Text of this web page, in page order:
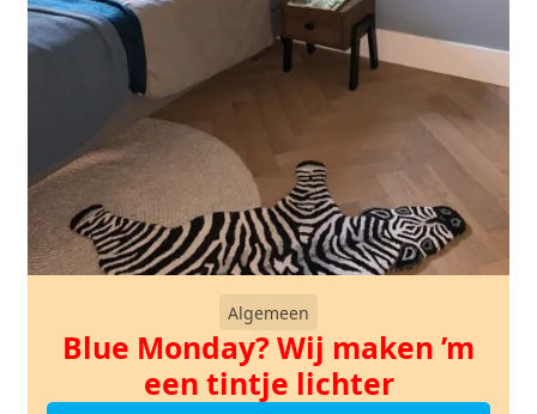
Algemeen
Blue Monday? Wij maken ’m
een tintje lichter